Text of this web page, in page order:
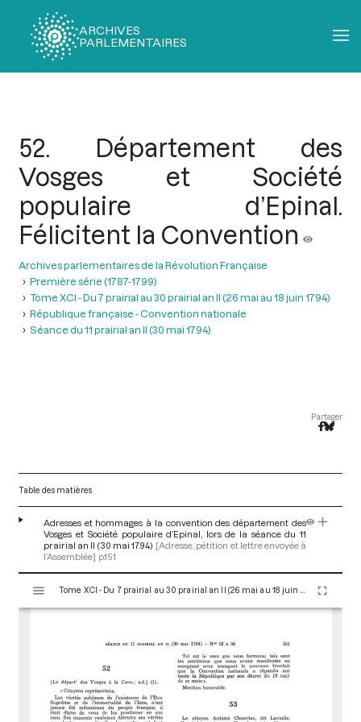
ARCHIVES
PARLEMENTAIRES
52. Département des
Vosges et Société
populaire d’Epinal.
Félicitent la Convention
Archives parlementaires de la Révolution Française
Première série (1787-1799)
Tome XCI - Du 7 prairial au 30 prairial an II (26 mai au 18 juin 1794)
République française - Convention nationale
Séance du 11 prairial an II (30 mai 1794)
Partager
Table des matières
Adresses et hommages à la convention des département des
Vosges et Société populaire d’Epinal, lors de la séance du 11
prairial an II (30 mai 1794) [Adresse, pétition et lettre envoyée à
l’Assemblée] p.151
s